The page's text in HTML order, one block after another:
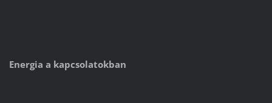
Energia a kapcsolatokban